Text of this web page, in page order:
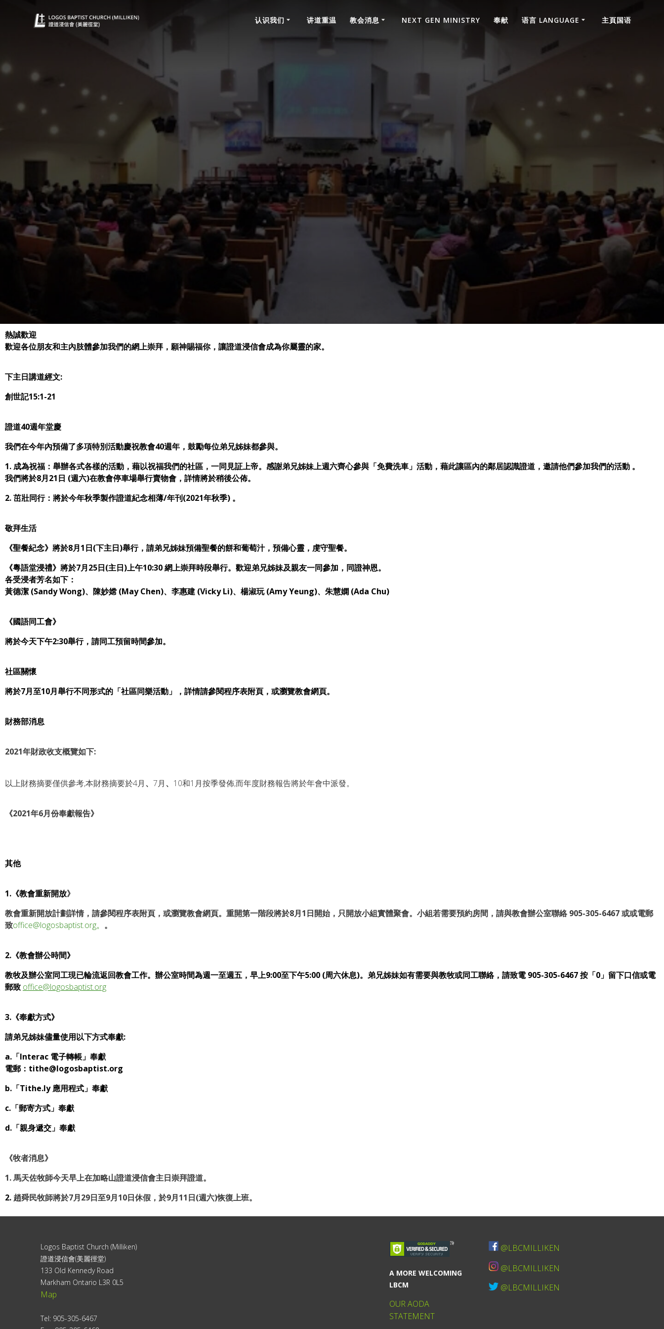
认识我们 讲道重温 教会消息 NEXT GEN MINISTRY 奉献 语言 LANGUAGE 主頁国语
熱誠歡迎
歡迎各位朋友和主內肢體參加我們的網上崇拜，願神賜福你，讓證道浸信會成為你屬靈的家。
下主日講道經文:
創世記15:1-21
證道40週年堂慶
我們在今年內預備了多項特別活動慶祝教會40週年，鼓勵每位弟兄姊妹都參與。
1. 成為祝福：舉辦各式各樣的活動，藉以祝福我們的社區，一同見証上帝。感謝弟兄姊妹上週六齊心參與「免費洗車」活動，藉此讓區內的鄰居認識證道，邀請他們參加我們的活動 。
我們將於8月21日 (週六)在教會停車場舉行賣物會，詳情將於稍後公佈。
2. 茁壯同行：將於今年秋季製作證道紀念相薄/年刊(2021年秋季) 。
敬拜生活
《聖餐紀念》將於8月1日(下主日)舉行，請弟兄姊妹預備聖餐的餅和葡萄汁，預備心靈，虔守聖餐。
《粵語堂浸禮》將於7月25日(主日)上午10:30 網上崇拜時段舉行。歡迎弟兄姊妹及親友一同參加，同證神恩。
各受浸者芳名如下：
黃德潔 (Sandy Wong)、陳妙嫦 (May Chen)、李惠建 (Vicky Li)、楊淑玩 (Amy Yeung)、朱慧嫻 (Ada Chu)
《國語同工會》
將於今天下午2:30舉行，請同工預留時間參加。
社區關懷
將於7月至10月舉行不同形式的「社區同樂活動」，詳情請參閱程序表附頁，或瀏覽教會網頁。
財務部消息
2021年財政收支概覽如下:
以上財務摘要僅供參考,本財務摘要於4月、 7月、 10和1月按季發佈,而年度財務報告將於年會中派發。
《2021年6月份奉獻報告》
其他
1.《教會重新開放》
教會重新開放計劃詳情，請參閱程序表附頁，或瀏覽教會網頁。重開第一階段將於8月1日開始，只開放小組實體聚會。小組若需要預約房間，請與教會辦公室聯絡 905-305-6467 或或電郵
致office@logosbaptist.org。 。
2.《教會辦公時間》
教牧及辦公室同工現已輪流返回教會工作。辦公室時間為週一至週五，早上9:00至下午5:00 (周六休息)。弟兄姊妹如有需要與教牧或同工聯絡，請致電 905-305-6467 按「0」留下口信或電
郵致 office@logosbaptist.org
3.《奉獻方式》
請弟兄姊妹儘量使用以下方式奉獻:
a.「Interac 電子轉帳」奉獻
電郵：tithe@logosbaptist.org
b.「Tithe.ly 應用程式」奉獻
c.「郵寄方式」奉獻
d.「親身遞交」奉獻
《牧者消息》
1. 馬天佐牧師今天早上在加略山證道浸信會主日崇拜證道。
2. 趙舜民牧師將於7月29日至9月10日休假，於9月11日(週六)恢復上班。
Logos Baptist Church (Milliken)
證道浸信會(美麗徑堂)
133 Old Kennedy Road
Markham Ontario L3R 0L5
Map
Tel: 905-305-6467
A MORE WELCOMING
LBCM
OUR AODA
STATEMENT
@LBCMILLIKEN
@LBCMILLIKEN
@LBCMILLIKEN